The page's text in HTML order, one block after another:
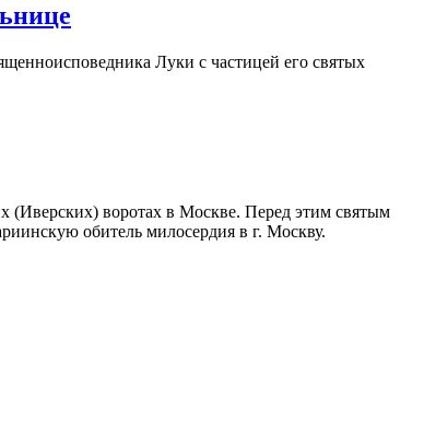
Луки с частицей его святых
(Иверских) воротах в Москве. Перед этим святым
обитель милосердия в г. Москву.